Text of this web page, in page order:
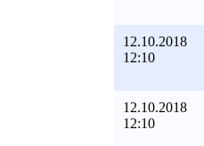
12.10.2018
12:10
12.10.2018
12:10